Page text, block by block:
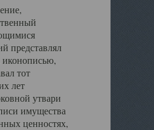
представлял
иконописью,
тот
лет
утвари
имущества
ценностях,